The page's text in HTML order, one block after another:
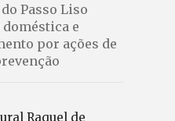
Passo Liso
e
por ações de
Raquel de